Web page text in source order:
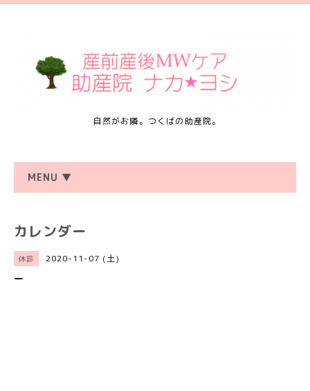
自然がお隣。つくばの助産院。
MENU ▼
カレンダー
休診 2020-11-07 (土)
ー